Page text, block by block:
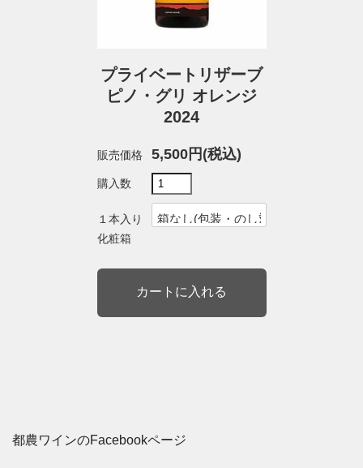
プライベートリザーブ
ピノ・グリ オレンジ
2024
販売価格 5,500円(税込)
購入数
１本入り
化粧箱
都農ワインのFacebookページ